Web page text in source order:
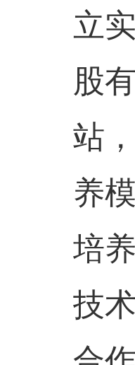
立
股
站
养
培
技